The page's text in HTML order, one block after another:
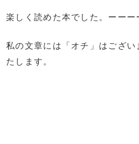
楽しく読めた本でした。ーーー
私の文章には「オチ」はござ
たします。